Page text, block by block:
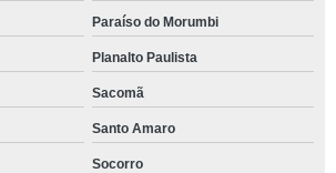
Paraíso do Morumbi
Planalto Paulista
Sacomã
Santo Amaro
Socorro